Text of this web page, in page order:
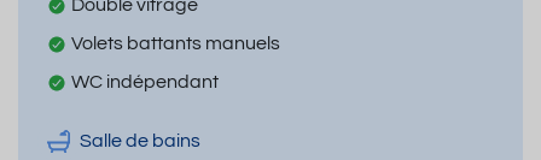
Double vitrage
Volets battants manuels
WC indépendant
Salle de bains